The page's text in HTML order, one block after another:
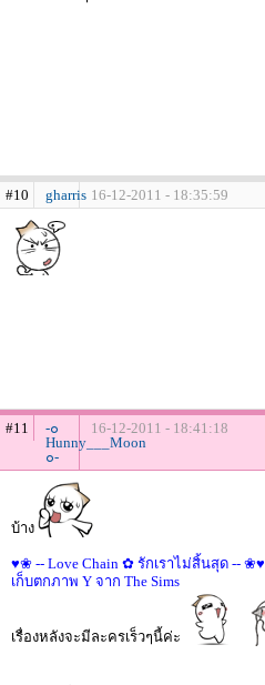
#10 gharris 16-12-2011 - 18:35:59
#11
-๐
Hunny___Moon
๐-
16-12-2011 - 18:41:18
บ้าง
♥❀ -- Love Chain ✿ รักเราไม่สิ้นสุด -- ❀♥
เก็บตกภาพ Y จาก The Sims
เรื่องหลังจะมีละครเร็วๆนี้ค่ะ